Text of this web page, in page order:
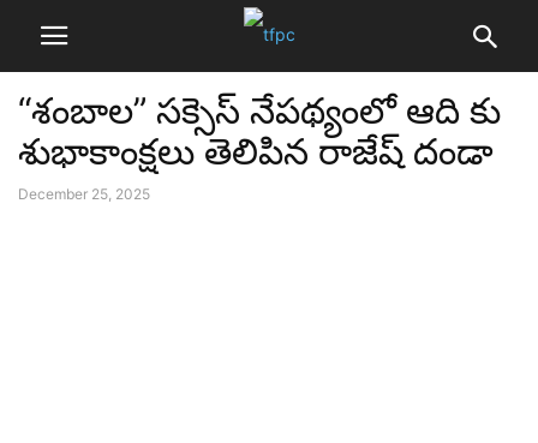
“శంబాల” సక్సెస్ నేపథ్యంలో ఆది కు
శుభాకాంక్షలు తెలిపిన రాజేష్ దండా
December 25, 2025